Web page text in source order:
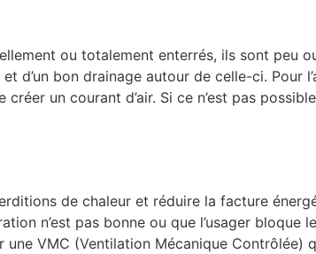
ou totalement enterrés, ils sont peu
bon drainage autour de celle-ci. Pour
un courant d’air. Si ce n’est pas
de chaleur et réduire la facture
n’est pas bonne ou que l’usager bloque
VMC (Ventilation Mécanique